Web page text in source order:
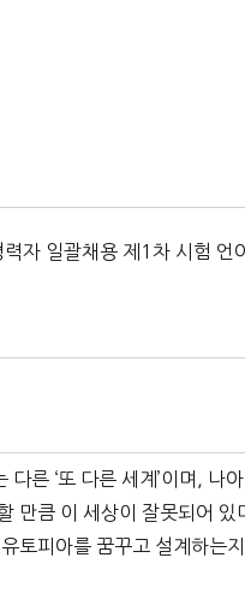
자 일괄채용 제1차 시험 언
다른 ‘또 다른 세계’이며,
만큼 이 세상이 잘못되어
토피아를 꿈꾸고 설계하는